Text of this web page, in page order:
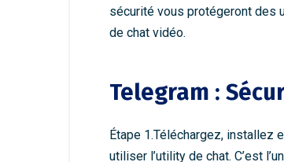
sécurité vous protégeront des
de chat vidéo.
Telegram :
Étape 1.Téléchargez, installez
utiliser l’utility de chat. C’est